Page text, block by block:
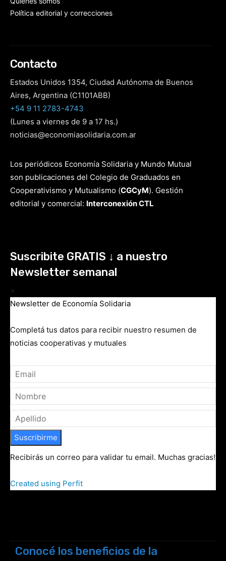
Política editorial y correcciones
Contacto
Estados Unidos 1354, Ciudad Autónoma de Buenos
Aires, Argentina (C1101ABB)
+54 9 11 2783-4743
(Lunes a viernes de 9 a 17 hs.)
noticias@economiasolidaria.com.ar
Los periódicos Economía Solidaria y Mundo Mutual
son publicaciones del Colegio de Graduados en
Cooperativismo y Mutualismo (CGCyM). Gestión
editorial y comercial: Interconexión CTL
Suscribite GRATIS ↓ a nuestro
Newsletter semanal
×
Newsletter de Economía Solidaria
Completá tus datos para recibir nuestro resumen de
noticias cooperativas y mutuales
Suscribirme
Recibirás un correo para validar tu email. Muchas gracias!
Created using Perfit
Conocé los beneficios de la